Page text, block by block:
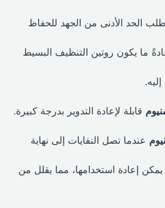
الحد الأدنى من الجهد للحفاظ
ما يكون روتين التنظيف البسيط
قابلة لإعادة التدوير بدرجة كبيرة.
عندما تصل النفايات إلى نهاية
إعادة استخدامها، مما يقلل من